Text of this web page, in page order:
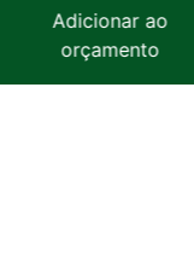
Adicionar ao
orçamento